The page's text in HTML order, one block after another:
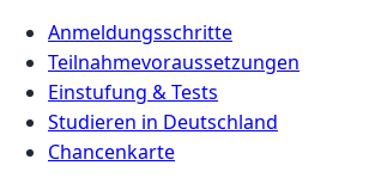
Anmeldungsschritte
Teilnahmevoraussetzungen
Einstufung & Tests
Studieren in Deutschland
Chancenkarte